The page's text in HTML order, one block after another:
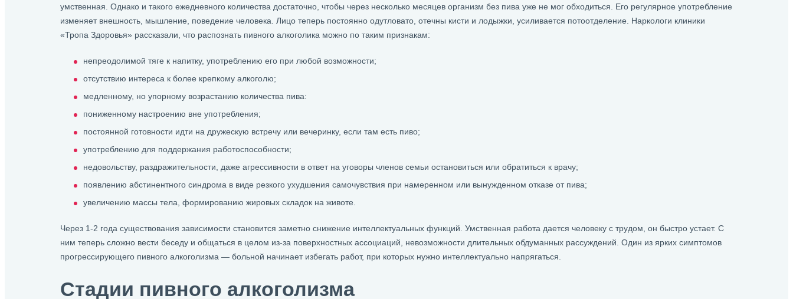
умственная. Однако и такого ежедневного количества достаточно, чтобы через несколько месяцев организм без пива уже не мог обходиться. Его регулярное употребление
изменяет внешность, мышление, поведение человека. Лицо теперь постоянно одутловато, отечны кисти и лодыжки, усиливается потоотделение. Наркологи клиники
«Тропа Здоровья» рассказали, что распознать пивного алкоголика можно по таким признакам:
непреодолимой тяге к напитку, употреблению его при любой возможности;
отсутствию интереса к более крепкому алкоголю;
медленному, но упорному возрастанию количества пива:
пониженному настроению вне употребления;
постоянной готовности идти на дружескую встречу или вечеринку, если там есть пиво;
употреблению для поддержания работоспособности;
недовольству, раздражительности, даже агрессивности в ответ на уговоры членов семьи остановиться или обратиться к врачу;
появлению абстинентного синдрома в виде резкого ухудшения самочувствия при намеренном или вынужденном отказе от пива;
увеличению массы тела, формированию жировых складок на животе.
Через 1-2 года существования зависимости становится заметно снижение интеллектуальных функций. Умственная работа дается человеку с трудом, он быстро устает. С
ним теперь сложно вести беседу и общаться в целом из-за поверхностных ассоциаций, невозможности длительных обдуманных рассуждений. Один из ярких симптомов
прогрессирующего пивного алкоголизма — больной начинает избегать работ, при которых нужно интеллектуально напрягаться.
Стадии пивного алкоголизма